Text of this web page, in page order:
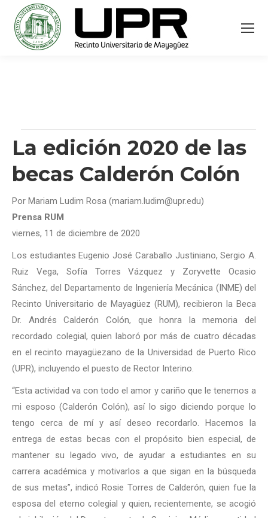
La edición 2020 de las
becas Calderón Colón
Por Mariam Ludim Rosa (mariam.ludim@upr.edu)
Prensa RUM
viernes, 11 de diciembre de 2020
Los estudiantes Eugenio José Caraballo Justiniano, Sergio A.
Ruiz Vega, Sofía Torres Vázquez y Zoryvette Ocasio
Sánchez, del Departamento de Ingeniería Mecánica (INME) del
Recinto Universitario de Mayagüez (RUM), recibieron la Beca
Dr. Andrés Calderón Colón, que honra la memoria del
recordado colegial, quien laboró por más de cuatro décadas
en el recinto mayagüezano de la Universidad de Puerto Rico
(UPR), incluyendo el puesto de Rector Interino.
“Esta actividad va con todo el amor y cariño que le tenemos a
mi esposo (Calderón Colón), así lo sigo diciendo porque lo
tengo cerca de mí y así deseo recordarlo. Hacemos la
entrega de estas becas con el propósito bien especial, de
mantener su legado vivo, de ayudar a estudiantes en su
carrera académica y motivarlos a que sigan en la búsqueda
de sus metas”, indicó Rosie Torres de Calderón, quien fue la
esposa del eterno colegial y quien, recientemente, se acogió